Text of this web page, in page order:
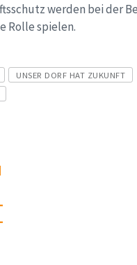
werden bei der
Rolle spielen.
UNSER DORF HAT ZUKUNFT